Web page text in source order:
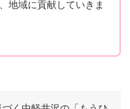
地域に貢献していきま